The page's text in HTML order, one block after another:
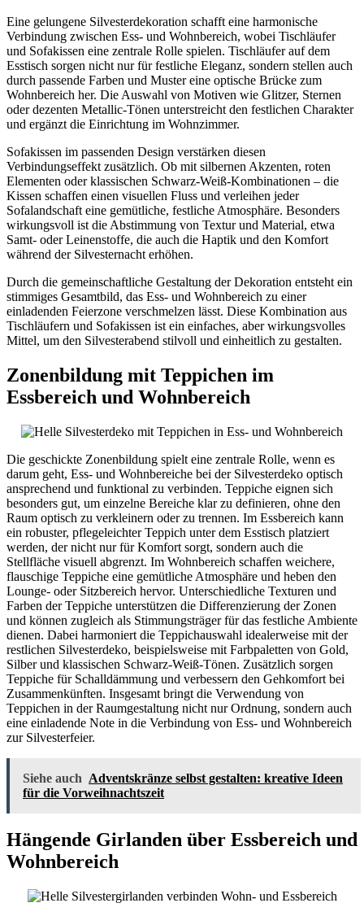
Eine gelungene Silvesterdekoration schafft eine harmonische
Verbindung zwischen Ess- und Wohnbereich, wobei Tischläufer
und Sofakissen eine zentrale Rolle spielen. Tischläufer auf dem
Esstisch sorgen nicht nur für festliche Eleganz, sondern stellen auch
durch passende Farben und Muster eine optische Brücke zum
Wohnbereich her. Die Auswahl von Motiven wie Glitzer, Sternen
oder dezenten Metallic-Tönen unterstreicht den festlichen Charakter
und ergänzt die Einrichtung im Wohnzimmer.
Sofakissen im passenden Design verstärken diesen
Verbindungseffekt zusätzlich. Ob mit silbernen Akzenten, roten
Elementen oder klassischen Schwarz-Weiß-Kombinationen – die
Kissen schaffen einen visuellen Fluss und verleihen jeder
Sofalandschaft eine gemütliche, festliche Atmosphäre. Besonders
wirkungsvoll ist die Abstimmung von Textur und Material, etwa
Samt- oder Leinenstoffe, die auch die Haptik und den Komfort
während der Silvesternacht erhöhen.
Durch die gemeinschaftliche Gestaltung der Dekoration entsteht ein
stimmiges Gesamtbild, das Ess- und Wohnbereich zu einer
einladenden Feierzone verschmelzen lässt. Diese Kombination aus
Tischläufern und Sofakissen ist ein einfaches, aber wirkungsvolles
Mittel, um den Silvesterabend stilvoll und einheitlich zu gestalten.
Zonenbildung mit Teppichen im
Essbereich und Wohnbereich
Die geschickte Zonenbildung spielt eine zentrale Rolle, wenn es
darum geht, Ess- und Wohnbereiche bei der Silvesterdeko optisch
ansprechend und funktional zu verbinden. Teppiche eignen sich
besonders gut, um einzelne Bereiche klar zu definieren, ohne den
Raum optisch zu verkleinern oder zu trennen. Im Essbereich kann
ein robuster, pflegeleichter Teppich unter dem Esstisch platziert
werden, der nicht nur für Komfort sorgt, sondern auch die
Stellfläche visuell abgrenzt. Im Wohnbereich schaffen weichere,
flauschige Teppiche eine gemütliche Atmosphäre und heben den
Lounge- oder Sitzbereich hervor. Unterschiedliche Texturen und
Farben der Teppiche unterstützen die Differenzierung der Zonen
und können zugleich als Stimmungsträger für das festliche Ambiente
dienen. Dabei harmoniert die Teppichauswahl idealerweise mit der
restlichen Silvesterdeko, beispielsweise mit Farbpaletten von Gold,
Silber und klassischen Schwarz-Weiß-Tönen. Zusätzlich sorgen
Teppiche für Schalldämmung und verbessern den Gehkomfort bei
Zusammenkünften. Insgesamt bringt die Verwendung von
Teppichen in der Raumgestaltung nicht nur Ordnung, sondern auch
eine einladende Note in die Verbindung von Ess- und Wohnbereich
zur Silvesterfeier.
Siehe auch Adventskränze selbst gestalten: kreative Ideen
für die Vorweihnachtszeit
Hängende Girlanden über Essbereich und
Wohnbereich